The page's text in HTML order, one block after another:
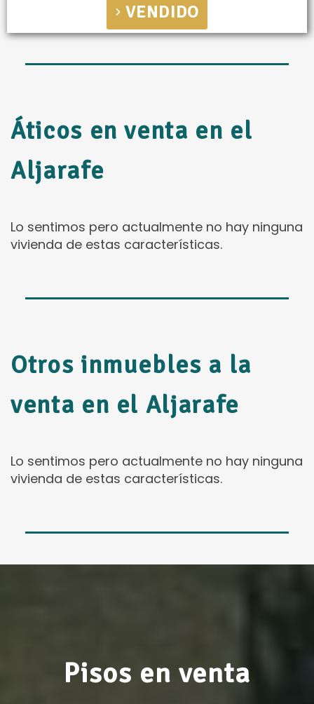
VENDIDO
Áticos en venta en el
Aljarafe
Lo sentimos pero actualmente no hay ninguna
vivienda de estas características.
Otros inmuebles a la
venta en el Aljarafe
Lo sentimos pero actualmente no hay ninguna
vivienda de estas características.
Pisos en venta